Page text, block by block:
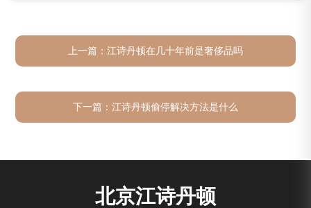
上一篇： 江诗丹顿在几十年前是奢侈品吗
下一篇： 江诗丹顿偷停解决方法是什么
北京江诗丹顿